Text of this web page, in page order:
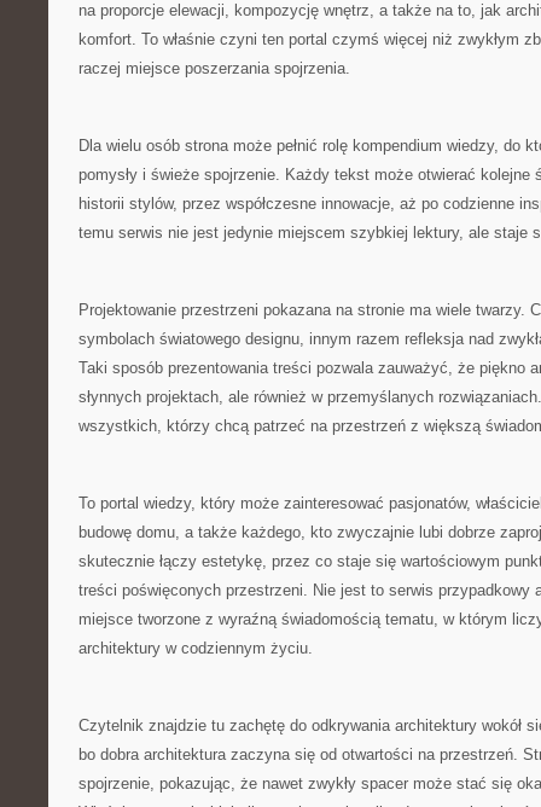
na proporcje elewacji, kompozycję wnętrz, a także na to, jak
komfort. To właśnie czyni ten portal czymś więcej niż zwykłym
raczej miejsce poszerzania spojrzenia.
Dla wielu osób strona może pełnić rolę kompendium wiedzy, do
pomysły i świeże spojrzenie. Każdy tekst może otwierać kolejne
historii stylów, przez współczesne innowacje, aż po codzienne
temu serwis nie jest jedynie miejscem szybkiej lektury, ale staje
Projektowanie przestrzeni pokazana na stronie ma wiele twarzy.
symbolach światowego designu, innym razem refleksja nad
Taki sposób prezentowania treści pozwala zauważyć, że piękno
słynnych projektach, ale również w przemyślanych
wszystkich, którzy chcą patrzeć na przestrzeń z większą
To portal wiedzy, który może zainteresować pasjonatów,
budowę domu, a także każdego, kto zwyczajnie lubi dobrze
skutecznie łączy estetykę, przez co staje się wartościowym
treści poświęconych przestrzeni. Nie jest to serwis przypadkowy
miejsce tworzone z wyraźną świadomością tematu, w którym
architektury w codziennym życiu.
Czytelnik znajdzie tu zachętę do odkrywania architektury wokół
bo dobra architektura zaczyna się od otwartości na przestrzeń.
spojrzenie, pokazując, że nawet zwykły spacer może stać się